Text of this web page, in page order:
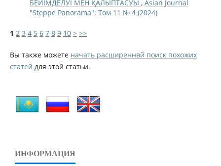
БЕЙІМДЕЛУІ МЕН ҚАЛЫПТАСУЫ , Asian Journal
"Steppe Panorama": Том 11 № 4 (2024)
1 2 3 4 5 6 7 8 9 10 > >>
Вы также можете начать расширеннвй поиск похожих
статей для этой статьи.
ИНФОРМАЦИЯ